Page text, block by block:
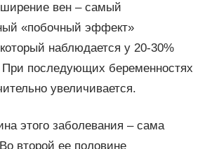
вен – самый
«побочный эффект»
наблюдается у 20-30%
последующих беременностях
увеличивается.
этого заболевания – сама
второй ее половине